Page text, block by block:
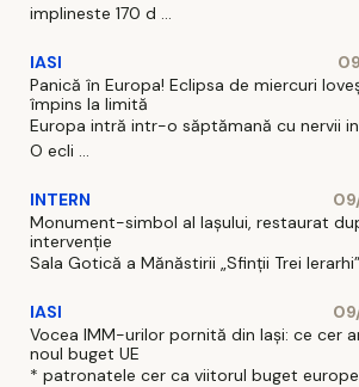
implineste 170 d ...
IASI
Panică în Europa! Eclipsa de miercuri
împins la limită
Europa intră intr-o săptămană cu nervii
O ecli ...
INTERN
Monument-simbol al Iaşului, restaurat
intervenţie
Sala Gotică a Mănăstirii „Sfinţii Trei
IASI
Vocea IMM-urilor pornită din Iași: ce cer
noul buget UE
* patronatele cer ca viitorul buget